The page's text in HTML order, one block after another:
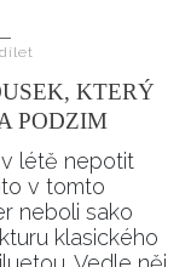
KTERÝ
PODZIM
létě nepotit
v tomto
neboli sako
klasického